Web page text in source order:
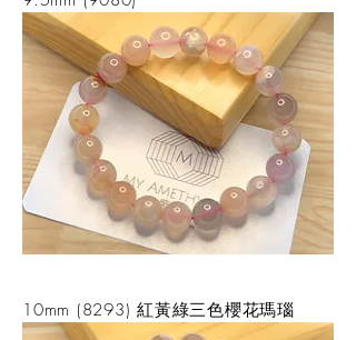
10mm (8293) 紅黃綠三色櫻花瑪瑙